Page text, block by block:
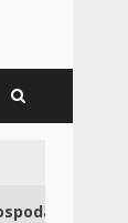
penězi od